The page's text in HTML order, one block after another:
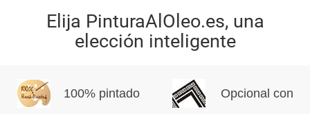
Elija PinturaAlOleo.es, una
elección inteligente
100% pintado Opcional con